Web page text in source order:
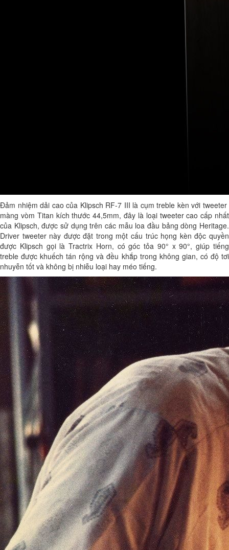
Đảm nhiệm dải cao của Klipsch RF-7 III là cụm treble kèn với tweeter
màng vòm Titan kích thước 44,5mm, đây là loại tweeter cao cấp nhất
của Klipsch, được sử dụng trên các mẫu loa đầu bảng dòng Heritage.
Driver tweeter này được đặt trong một cấu trúc họng kèn độc quyền
được Klipsch gọi là Tractrix Horn, có góc tỏa 90° x 90°, giúp tiếng
treble được khuếch tán rộng và đều khắp trong không gian, có độ tơi
nhuyễn tốt và không bị nhiễu loại hay méo tiếng.